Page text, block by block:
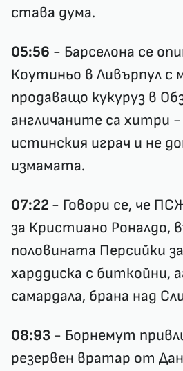
става дума.
05:56 - Барселона се
Коутиньо в Ливърпул с
продаващо кукуруз в
англичаните са хитри -
истинския играч и не
измамата.
07:22 - Говори се, че
за Кристиано Роналдо,
половината Персийки
харддиска с биткойни,
самардала, брана над
08:93 - Борнемут
резервен вратар от